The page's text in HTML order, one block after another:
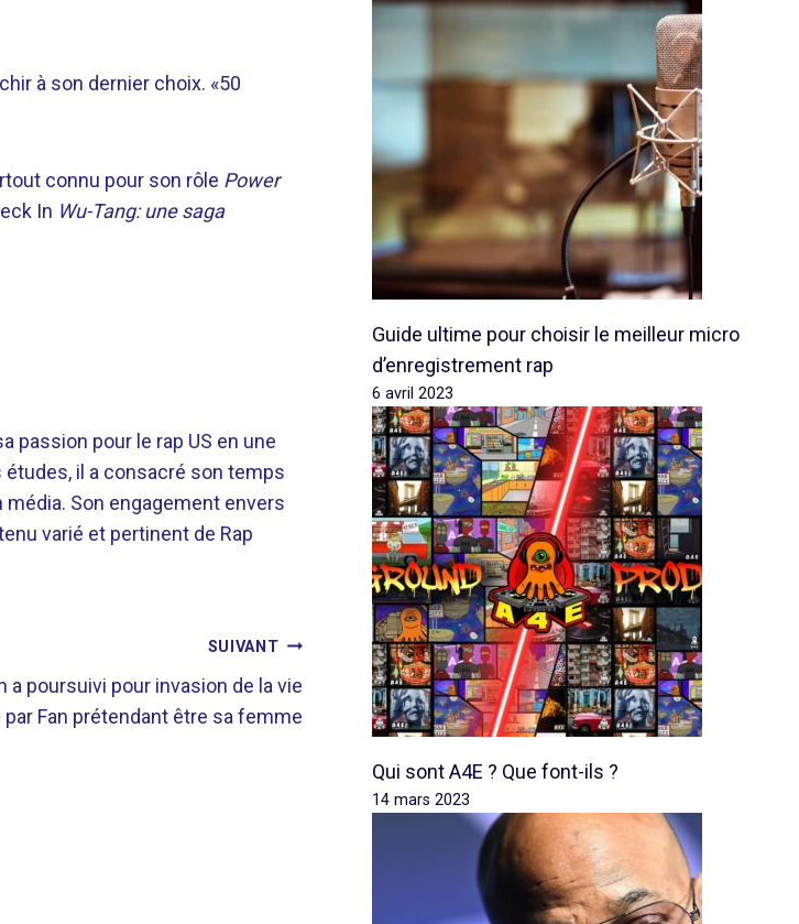
à son dernier choix. «50
connu pour son rôle Power
In Wu-Tang: une saga
passion pour le rap US en une
il a consacré son temps
Son engagement envers
varié et pertinent de Rap
SUIVANT
a poursuivi pour invasion de la vie
par Fan prétendant être sa femme
Guide ultime pour choisir le meilleur micro
d’enregistrement rap
6 avril 2023
Qui sont A4E ? Que font-ils ?
14 mars 2023